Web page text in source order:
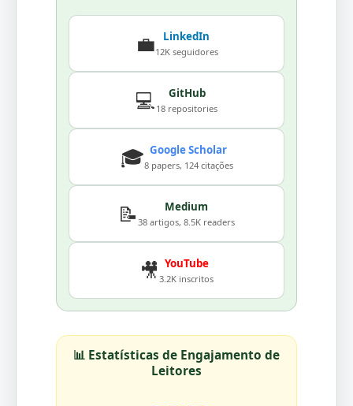
💼 LinkedIn
12K seguidores
💻 GitHub
18 repositories
🎓 Google Scholar
8 papers, 124 citações
📝 Medium
38 artigos, 8.5K readers
🎥 YouTube
3.2K inscritos
📊 Estatísticas de Engajamento de
Leitores